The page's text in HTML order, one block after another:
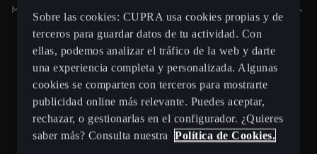
Modelos
Nuevo CUPRA Raval
Nuevo CUPRA Born 2026
Nuevo CUPRA Tavascan - SUV eléctrico
CUPRA Terramar - SUV híbrido enchufable
CUPRA Formentor e-Hybrid
Sobre las cookies: CUPRA usa cookies propias y de
terceros para guardar datos de tu actividad. Con
ellas, podemos analizar el tráfico de la web y darte
una experiencia completa y personalizada. Algunas
cookies se comparten con terceros para mostrarte
publicidad online más relevante. Puedes aceptar,
rechazar, o gestionarlas en el configurador. ¿Quieres
saber más? Consulta nuestra
Política de Cookies.